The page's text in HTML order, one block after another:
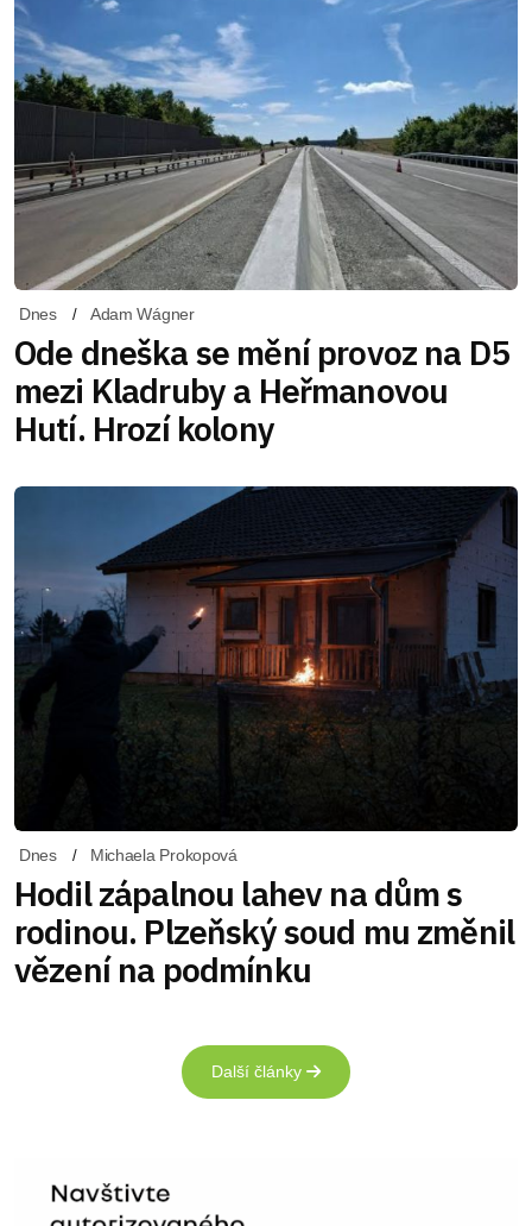
Dnes Adam Wágner
Ode dneška se mění provoz na D5
mezi Kladruby a Heřmanovou
Hutí. Hrozí kolony
Dnes Michaela Prokopová
Hodil zápalnou lahev na dům s
rodinou. Plzeňský soud mu změnil
vězení na podmínku
Další články